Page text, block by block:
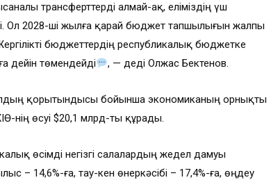
трансферттерді алмай-ақ, еліміздің үш
Ол 2028-ші жылға қарай бюджет тапшылығын жалпы
бюджеттердің республикалық бюджетке
дейін төмендейді
, — деді Олжас Бектенов.
қорытындысы бойынша экономиканың орнықты
нің өсуі $20,1 млрд-ты құрады.
өсімді негізгі салалардың жедел дамуы
– 14,6%-ға, тау-кен өнеркәсібі – 17,4%-ға, өңдеу